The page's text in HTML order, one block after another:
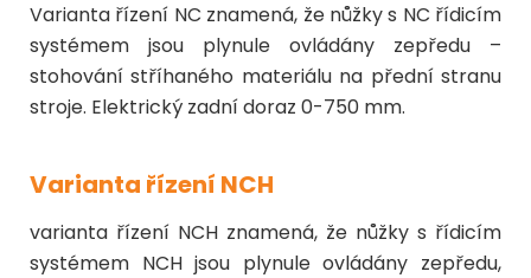
Varianta řízení NC znamená, že nůžky s NC řídicím
systémem jsou plynule ovládány zepředu –
stohování stříhaného materiálu na přední stranu
stroje. Elektrický zadní doraz 0-750 mm.
Varianta řízení NCH
varianta řízení NCH znamená, že nůžky s řídicím
systémem NCH jsou plynule ovládány zepředu,